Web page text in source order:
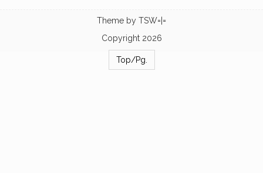
Theme by TSW=|=
Copyright 2026
Top/Pg.